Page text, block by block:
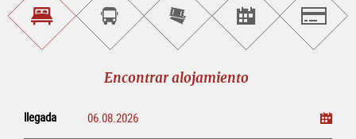
Encontrar
alojamiento
Reservar
visitas
guiadas
Comprar
entradas
en
Encontrar<br>
eventos
Encontrar alojamiento
llegada